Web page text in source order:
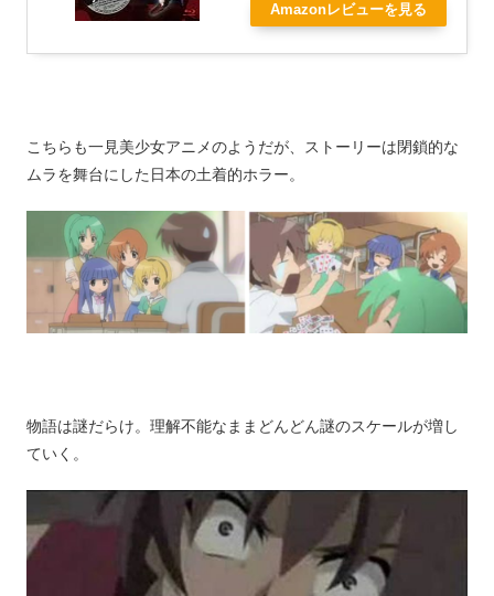
Amazonレビューを見る
こちらも一見美少女アニメのようだが、ストーリーは閉鎖的な
ムラを舞台にした日本の土着的ホラー。
物語は謎だらけ。理解不能なままどんどん謎のスケールが増し
ていく。